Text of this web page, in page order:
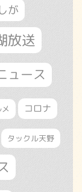
が
放送
ュース
コロナ
タックル天野